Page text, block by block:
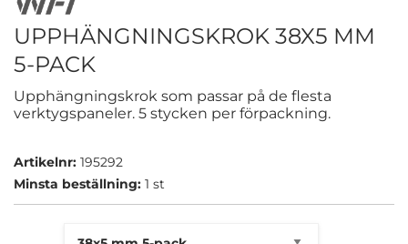
UPPHÄNGNINGSKROK 38X5 MM
5-PACK
Upphängningskrok som passar på de flesta
verktygspaneler. 5 stycken per förpackning.
Artikelnr: 195292
Minsta beställning: 1 st